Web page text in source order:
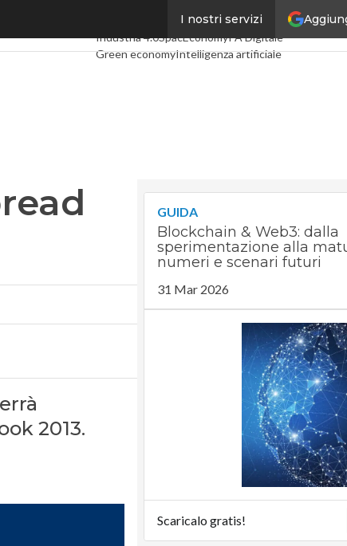
I nostri servizi
Digital EconomyTelco
Industria 4.0SpacEconomyPA Digitale
Green economyIntelligenza artificiale
2013.
GUIDA
Blockchain & Web3: dalla
sperimentazione alla
numeri e scenari futuri
31 Mar 2026
Scaricalo gratis!